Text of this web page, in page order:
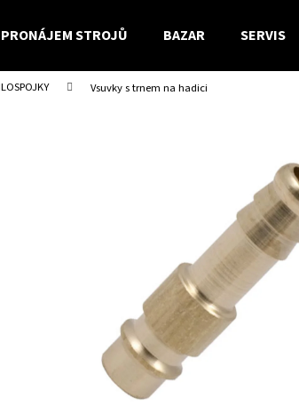
PRONÁJEM STROJŮ BAZAR SERVIS
Vsuvky s trnem na hadici
Co potřebujete najít?
HLEDAT
Doporučujeme
ELEKTRODY OK-63.30 NEREZ